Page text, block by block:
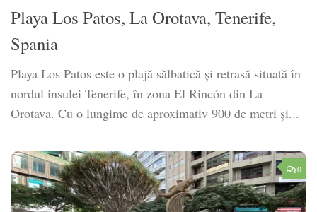
Playa Los Patos, La Orotava, Tenerife,
Spania
Playa Los Patos este o plajă sălbatică și retrasă situată în
nordul insulei Tenerife, în zona El Rincón din La
Orotava. Cu o lungime de aproximativ 900 de metri și...
0